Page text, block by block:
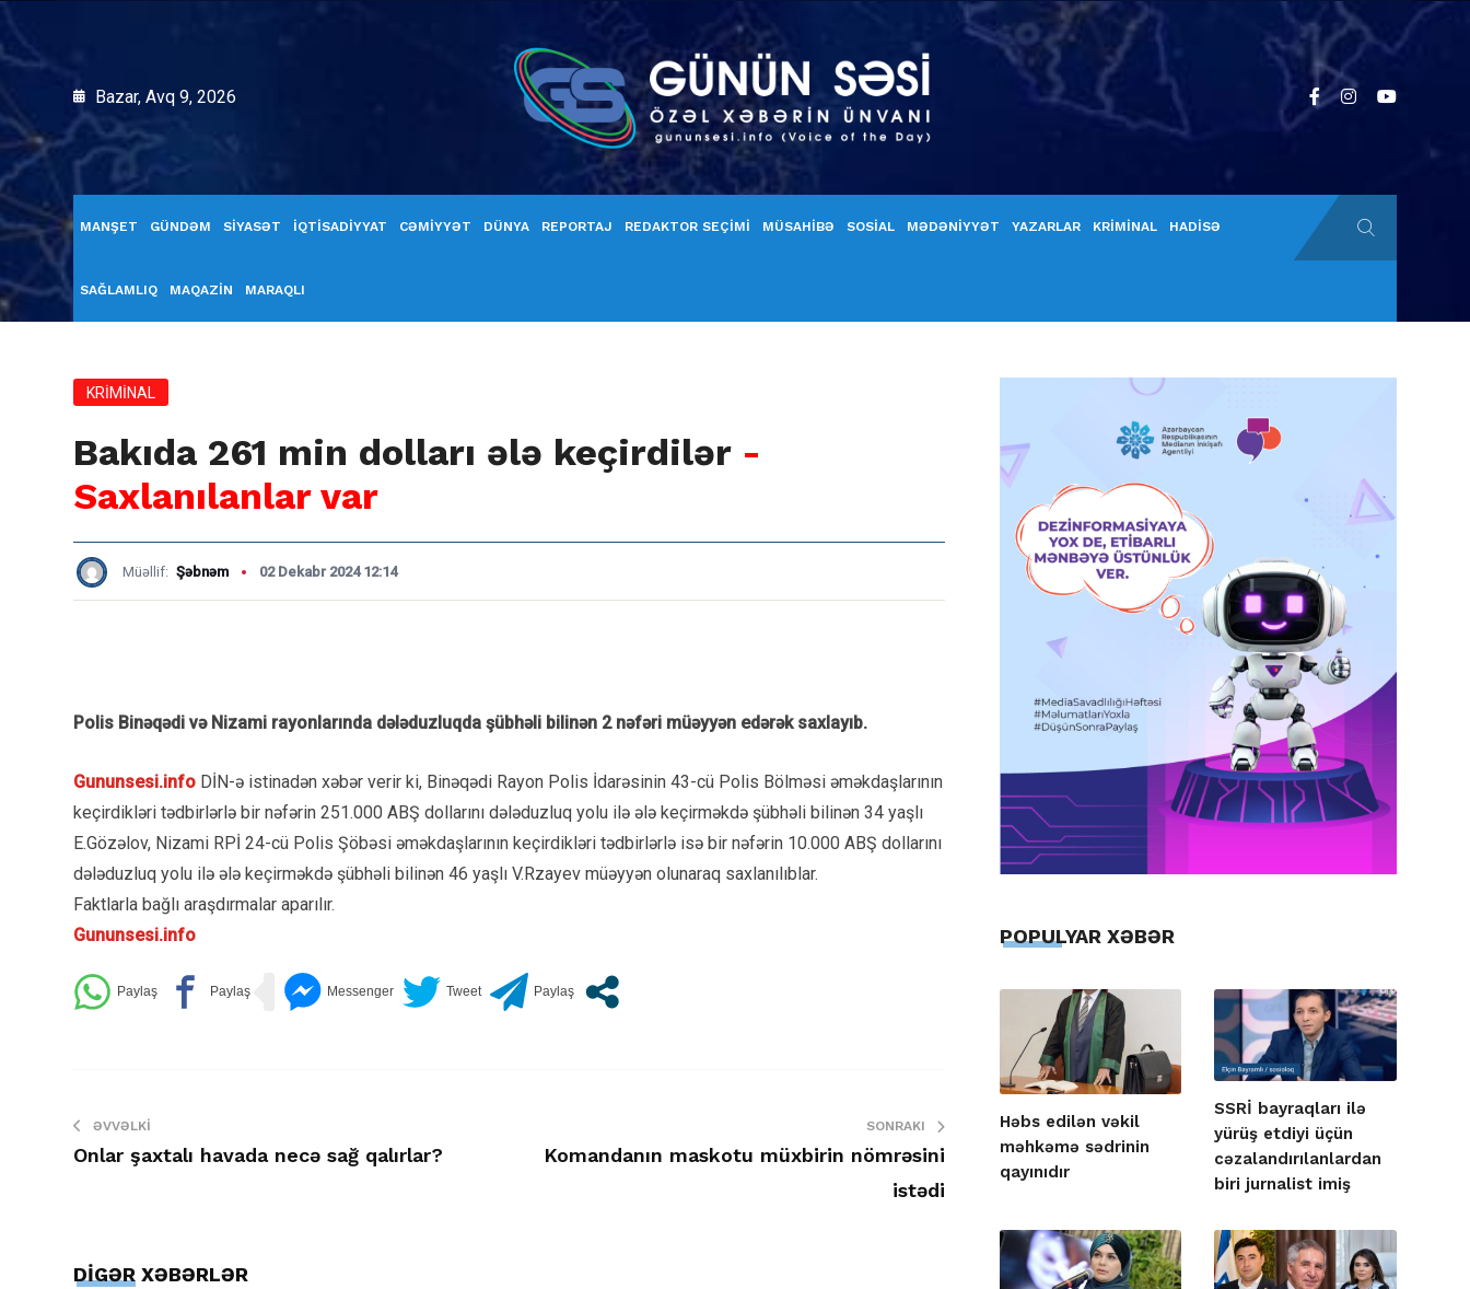
Bazar, Avq 9, 2026
MANŞET GÜNDƏM SİYASƏT İQTİSADİYYAT CƏMİYYƏT DÜNYA REPORTAJ REDAKTOR SEÇİMİ MÜSAHİBƏ SOSİAL MƏDƏNİYYƏT YAZARLAR KRİMİNAL HADİSƏ
SAĞLAMLIQ MAQAZİN MARAQLI
KRİMİNAL
Bakıda 261 min dolları ələ keçirdilər -
Saxlanılanlar var
Müəllif: Şəbnəm 02 Dekabr 2024 12:14
Polis Binəqədi və Nizami rayonlarında dələduzluqda şübhəli bilinən 2 nəfəri müəyyən edərək saxlayıb.
Gununsesi.info DİN-ə istinadən xəbər verir ki, Binəqədi Rayon Polis İdarəsinin 43-cü Polis Bölməsi əməkdaşlarının
keçirdikləri tədbirlərlə bir nəfərin 251.000 ABŞ dollarını dələduzluq yolu ilə ələ keçirməkdə şübhəli bilinən 34 yaşlı
E.Gözəlov, Nizami RPİ 24-cü Polis Şöbəsi əməkdaşlarının keçirdikləri tədbirlərlə isə bir nəfərin 10.000 ABŞ dollarını
dələduzluq yolu ilə ələ keçirməkdə şübhəli bilinən 46 yaşlı V.Rzayev müəyyən olunaraq saxlanılıblar.
Faktlarla bağlı araşdırmalar aparılır.
Gununsesi.info
ƏVVƏLKI
Onlar şaxtalı havada necə sağ qalırlar?
SONRAKI
Komandanın maskotu müxbirin nömrəsini
istədi
DİGƏR XƏBƏRLƏR
POPULYAR XƏBƏR
Həbs edilən vəkil
məhkəmə sədrinin
qayınıdır
SSRİ bayraqları ilə
yürüş etdiyi üçün
cəzalandırılanlardan
biri jurnalist imiş